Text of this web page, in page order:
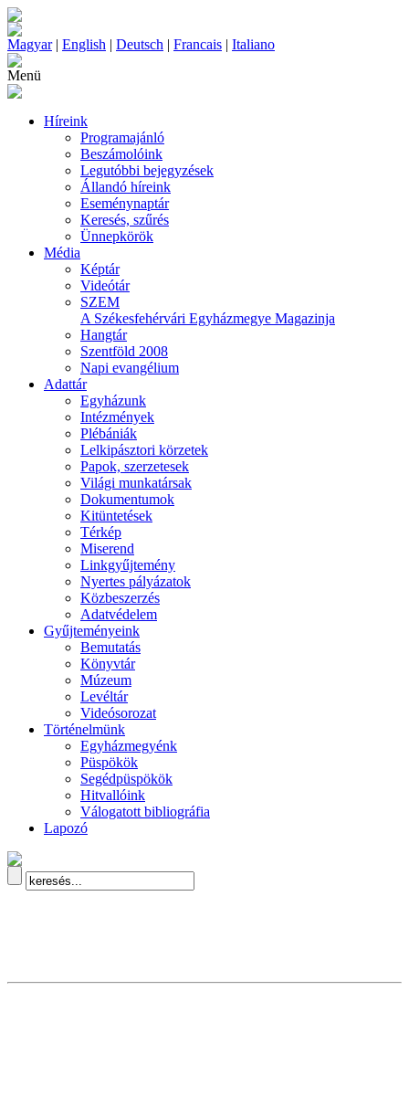
Magyar| English | Deutsch | Francais | Italiano
Menü
Híreink
Programajánló
Beszámolóink
Legutóbbi bejegyzések
Állandó híreink
Eseménynaptár
Keresés, szűrés
Ünnepkörök
Média
Képtár
Videótár
SZEM
A Székesfehérvári Egyházmegye Magazinja
Hangtár
Szentföld 2008
Napi evangélium
Adattár
Egyházunk
Intézmények
Plébániák
Lelkipásztori körzetek
Papok, szerzetesek
Világi munkatársak
Dokumentumok
Kitüntetések
Térkép
Miserend
Linkgyűjtemény
Nyertes pályázatok
Közbeszerzés
Adatvédelem
Gyűjteményeink
Bemutatás
Könyvtár
Múzeum
Levéltár
Videósorozat
Történelmünk
Egyházmegyénk
Püspökök
Segédpüspökök
Hitvallóink
Válogatott bibliográfia
Lapozó